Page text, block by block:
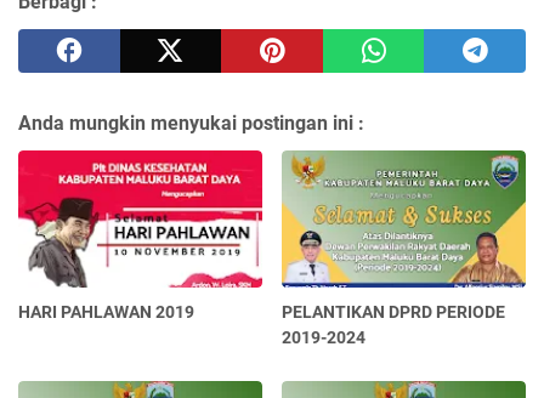
Anda mungkin menyukai postingan ini :
HARI PAHLAWAN 2019
PELANTIKAN DPRD PERIODE
2019-2024